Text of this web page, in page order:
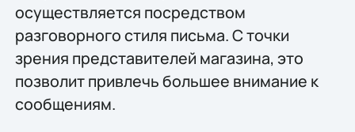
осуществляется посредством
разговорного стиля письма. С точки
зрения представителей магазина, это
позволит привлечь большее внимание к
сообщениям.